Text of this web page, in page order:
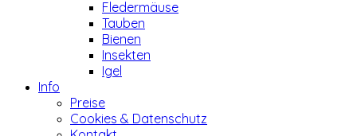
Fledermäuse
Tauben
Bienen
Insekten
Igel
Info
Preise
Cookies & Datenschutz